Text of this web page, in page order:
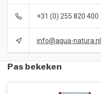
+31 (0) 255 820 400
info@aqua-natura.nl
Pas bekeken